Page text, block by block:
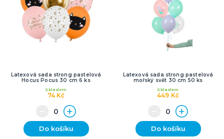
Latexová sada strong pastelová
Hocus Pocus 30 cm 6 ks
74 Kč
Skladem
Do košíku
Latexová sada strong pastelová
mořský svět 30 cm 50 ks
449 Kč
Skladem
Do košíku